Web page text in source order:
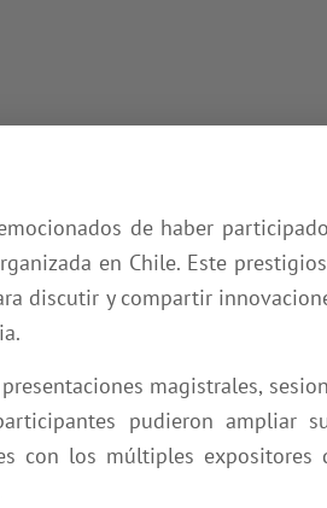
de haber
en Chile. Este
discutir y compartir
magistrales,
pudieron ampliar
con los múltiples